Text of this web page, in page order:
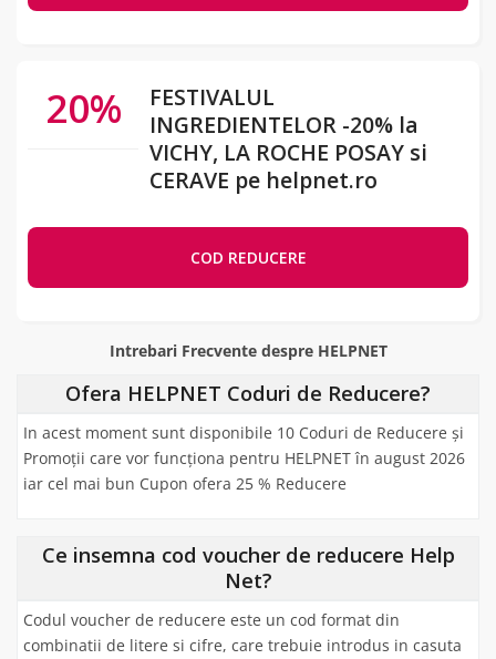
20%
FESTIVALUL
INGREDIENTELOR -20% la
VICHY, LA ROCHE POSAY si
CERAVE pe helpnet.ro
COD REDUCERE
Intrebari Frecvente despre HELPNET
Ofera HELPNET Coduri de Reducere?
In acest moment sunt disponibile 10 Coduri de Reducere și
Promoții care vor funcționa pentru HELPNET în august 2026
iar cel mai bun Cupon ofera 25 % Reducere
Ce insemna cod voucher de reducere Help
Net?
Codul voucher de reducere este un cod format din
combinatii de litere si cifre, care trebuie introdus in casuta